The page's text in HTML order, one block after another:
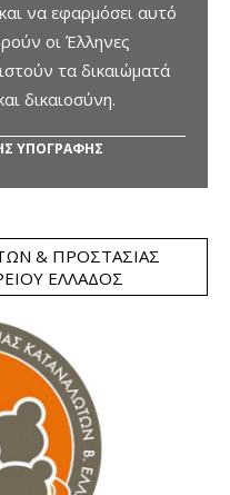
να εφαρμόσει αυτό
οι Έλληνες
τα δικαιώματά
δικαιοσύνη.
ΥΠΟΓΡΑΦΗΣ
& ΠΡΟΣΤΑΣΊΑΣ
ΕΛΛΆΔΟΣ